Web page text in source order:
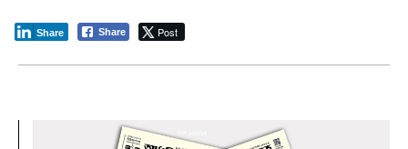
Share Post
Share